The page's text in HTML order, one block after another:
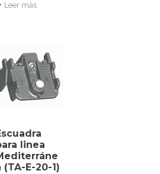
Leer más
linea
(TA-E-20-1)